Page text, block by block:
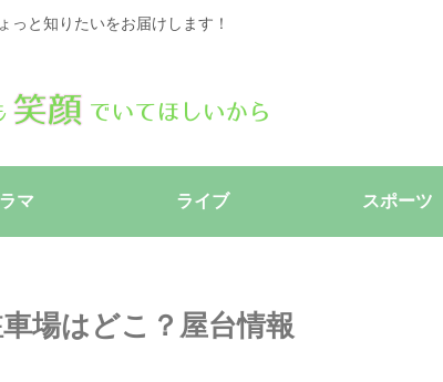
っと知りたいをお届けします！
ラマ ライブ スポーツ
場はどこ？屋台情報